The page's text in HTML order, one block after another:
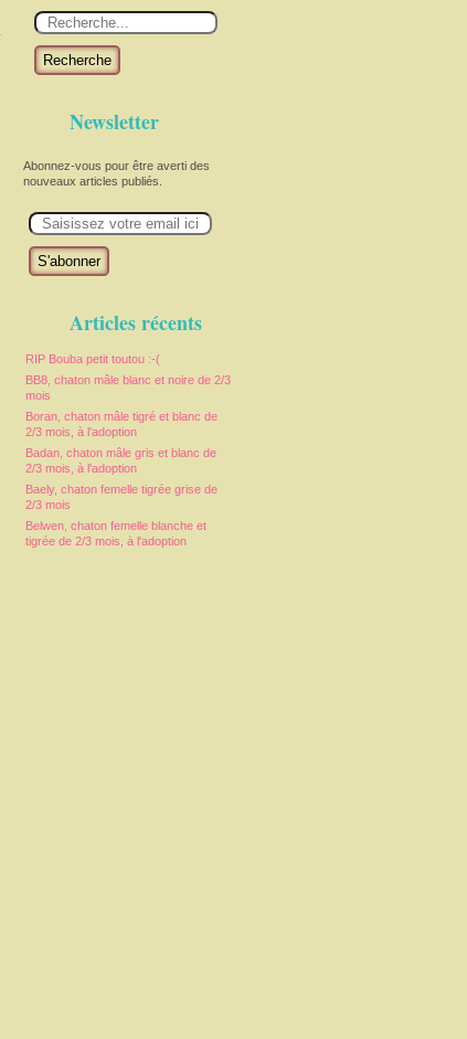
Recherche
Newsletter
Abonnez-vous pour être averti des
nouveaux articles publiés.
m
Articles récents
RIP Bouba petit toutou :-(
BB8, chaton mâle blanc et noire de 2/3
mois
Boran, chaton mâle tigré et blanc de
2/3 mois, à l'adoption
Badan, chaton mâle gris et blanc de
2/3 mois, à l'adoption
Baely, chaton femelle tigrée grise de
2/3 mois
Belwen, chaton femelle blanche et
tigrée de 2/3 mois, à l'adoption